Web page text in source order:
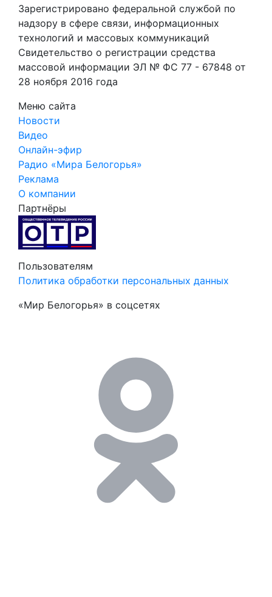
Зарегистрировано федеральной службой по
надзору в сфере связи, информационных
технологий и массовых коммуникаций
Свидетельство о регистрации средства
массовой информации ЭЛ № ФС 77 - 67848 от
28 ноября 2016 года
Меню сайта
Новости
Видео
Онлайн-эфир
Радио «Мира Белогорья»
Реклама
О компании
Партнёры
Пользователям
Политика обработки персональных данных
«Мир Белогорья» в соцсетях